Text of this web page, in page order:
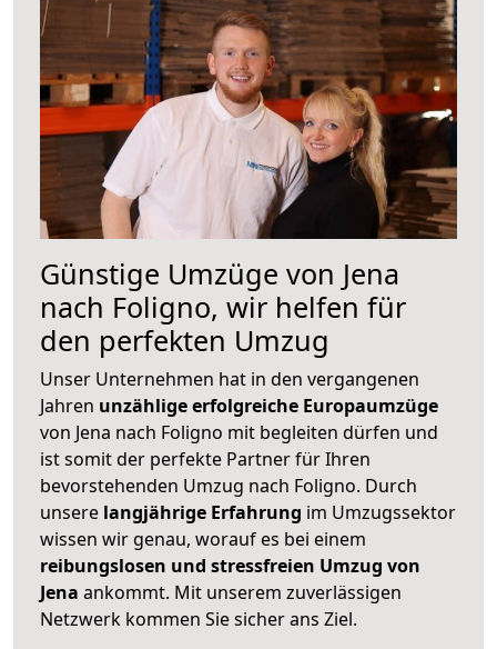
Günstige Umzüge von Jena
nach Foligno, wir helfen für
den perfekten Umzug
Unser Unternehmen hat in den vergangenen
Jahren unzählige erfolgreiche Europaumzüge
von Jena nach Foligno mit begleiten dürfen und
ist somit der perfekte Partner für Ihren
bevorstehenden Umzug nach Foligno. Durch
unsere langjährige Erfahrung im Umzugssektor
wissen wir genau, worauf es bei einem
reibungslosen und stressfreien Umzug von
Jena ankommt. Mit unserem zuverlässigen
Netzwerk kommen Sie sicher ans Ziel.